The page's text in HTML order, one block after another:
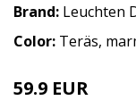
Brand: Leuchten
Color: Teräs,
59.9 EUR